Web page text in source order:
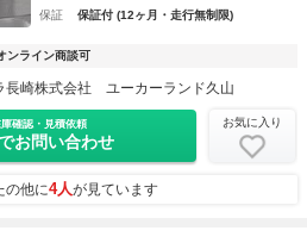
保証
保証付 (12ヶ月・走行無制限)
ンライン商談可
長崎株式会社 ユーカーランド久山
庫確認・見積依頼
お問い合わせ
お気に入り
の他に4人が見ています